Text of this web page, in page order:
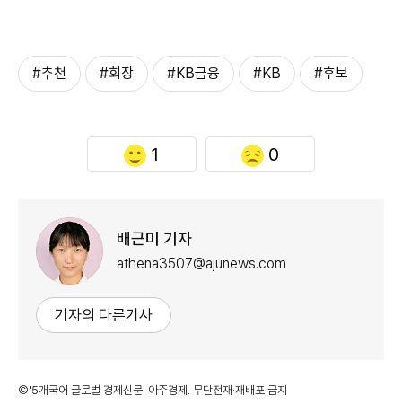
#추천 #회장 #KB금융 #KB #후보
1 0
배근미 기자
athena3507@ajunews.com
기자의 다른기사
©'5개국어 글로벌 경제신문' 아주경제. 무단전재·재배포 금지